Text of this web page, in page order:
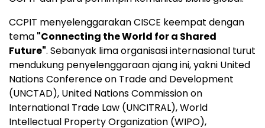
CCPIT menyelenggarakan CISCE keempat dengan
tema "Connecting the World for a Shared
Future". Sebanyak lima organisasi internasional turut
mendukung penyelenggaraan ajang ini, yakni United
Nations Conference on Trade and Development
(UNCTAD), United Nations Commission on
International Trade Law (UNCITRAL), World
Intellectual Property Organization (WIPO),